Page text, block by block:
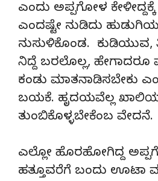
ಎಂದು ಅಪ್ಪಗೋಳ
ಎಂದಷ್ಟೇ ನುಡಿದು
ನುಸುಳಿಕೊಂಡ. ಕುಡಿಯುವ,
ನಿದ್ದೆ ಬರಲೊಲ್ಲ,
ಕಂಡು ಮಾತನಾಡಿಸಬೇಕು
ಬಯಕೆ. ಹೃದಯವೆಲ್ಲ
ತುಂಬಿಕೊಳ್ಳಬೇಕೆಂಬ ವೇದನೆ.
ಎಲ್ಲೋ ಹೊರಹೋಗಿದ್ದ
ಹತ್ತೂವರೆಗೆ ಬಂದು ಊಟಾ